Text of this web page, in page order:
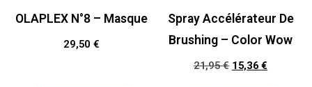
OLAPLEX N°8 – Masque
29,50 €
Spray Accélérateur De
Brushing – Color Wow
21,95€ 15,36€